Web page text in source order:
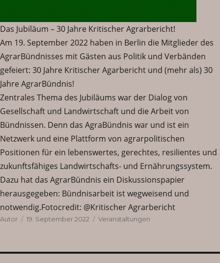
Das Jubiläum – 30 Jahre Kritischer Agrarbericht!
Am 19. September 2022 haben in Berlin die Mitglieder des
AgrarBündnisses mit Gästen aus Politik und Verbänden
gefeiert: 30 Jahre Kritischer Agarbericht und (mehr als) 30
Jahre AgrarBündnis!
Zentrales Thema des Jubiläums war der Dialog von
Gesellschaft und Landwirtschaft und die Arbeit von
Bündnissen. Denn das AgraBündnis war und ist ein
Netzwerk und eine Plattform von agrarpolitischen
Positionen für ein lebenswertes, gerechtes, resilientes und
zukunftsfähiges Landwirtschafts- und Ernährungssystem.
Dazu hat das AgrarBündnis ein Diskussionspapier
herausgegeben: Bündnisarbeit ist wegweisend und
notwendig.Fotocredit: @Kritischer Agrarbericht
Autor
Autor
Veröffentlicht
19. September 2022 Kategorien
Veranstaltungen